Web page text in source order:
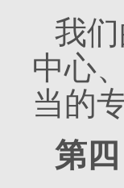
我
中心
当的
第四